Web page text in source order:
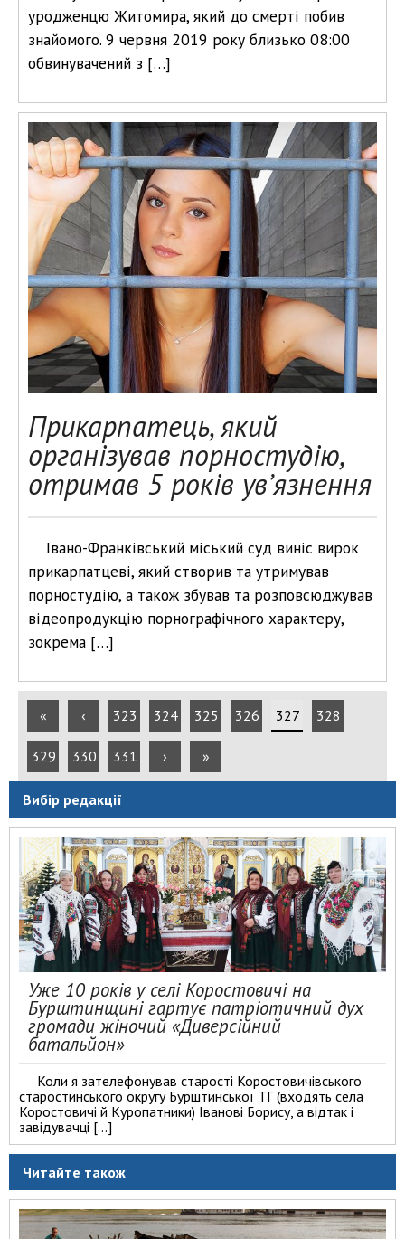
уродженцю Житомира, який до смерті побив
знайомого. 9 червня 2019 року близько 08:00
обвинувачений з […]
Прикарпатець, який
організував порностудію,
отримав 5 років ув’язнення
Івано-Франківський міський суд виніс вирок
прикарпатцеві, який створив та утримував
порностудію, а також збував та розповсюджував
відеопродукцію порнографічного характеру,
зокрема […]
« ‹ 323 324 325 326 327 328
329 330 331 › »
Вибір редакції
Уже 10 років у селі Коростовичі на
Бурштинщині гартує патріотичний дух
громади жіночий «Диверсійний
батальйон»
Коли я зателефонував старості Коростовичівського
старостинського округу Бурштинської ТГ (входять села
Коростовичі й Куропатники) Іванові Борису, а відтак і
завідувачці […]
Читайте також